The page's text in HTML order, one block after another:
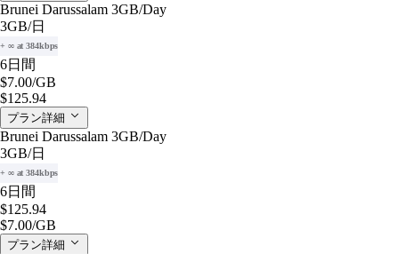
Brunei Darussalam 3GB/Day
3GB/日
+ ∞ at 384kbps
6日間
$7.00/GB
$125.94
プラン詳細
Brunei Darussalam 3GB/Day
3GB/日
+ ∞ at 384kbps
6日間
$125.94
$7.00/GB
プラン詳細